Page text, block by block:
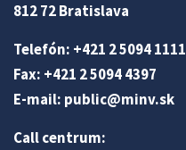
812 72 Bratislava
Telefón: +421 2 5094 1111
Fax: +421 2 5094 4397
E-mail: public@minv.sk
Call centrum: